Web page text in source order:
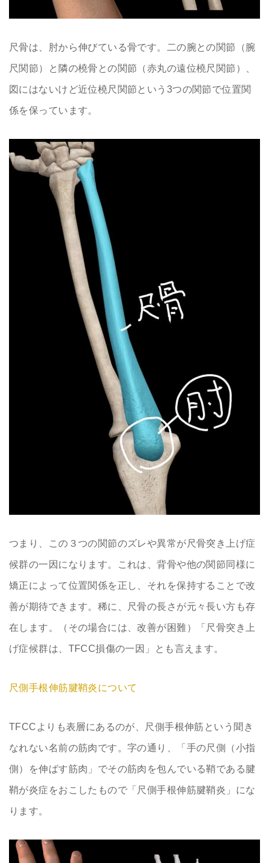
尺骨は、肘から伸びている骨です。二の腕との関節（腕
尺関節）と隣の橈骨との関節（赤丸の遠位橈尺関節）、
図にはないけど近位橈尺関節という3つの関節で位置関
係を保っています。
つまり、この３つの関節のズレや異常が尺骨突き上げ症
候群の一因になります。これは、背骨や他の関節同様に
矯正によって位置関係を正し、それを保持することで改
善が期待できます。稀に、尺骨の長さが元々長い方も存
在します。（その場合には、改善が困難）「尺骨突き上
げ症候群は、TFCC損傷の一因」とも言えます。
尺側手根伸筋腱鞘炎について
TFCCよりも表層にあるのが、尺側手根伸筋という聞き
なれない名前の筋肉です。字の通り、「手の尺側（小指
側）を伸ばす筋肉」でその筋肉を包んでいる鞘である腱
鞘が炎症をおこしたもので「尺側手根伸筋腱鞘炎」にな
ります。